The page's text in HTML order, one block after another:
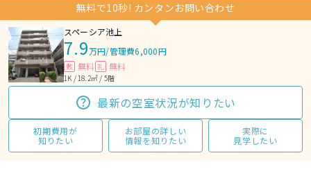
無料で10秒! カンタンお問い合わせ
スペーシア池上
7.9万円/管理費6,000円
敷 無料 礼 無料
1K / 18.2㎡ / 5階
最新の空室状況が知りたい
初期費用が
知りたい
お部屋の詳しい
情報を知りたい
実際に
見学したい